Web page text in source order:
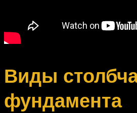
Виды
фундамента